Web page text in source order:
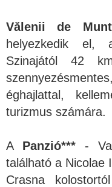
Vălenii de
helyezkedik el,
Szinajától 42
éghajlattal,
turizmus számára.
A Panzió*** -
található a Nicolae
Crasna